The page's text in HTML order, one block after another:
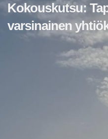
Kokouskutsu:
varsinainen